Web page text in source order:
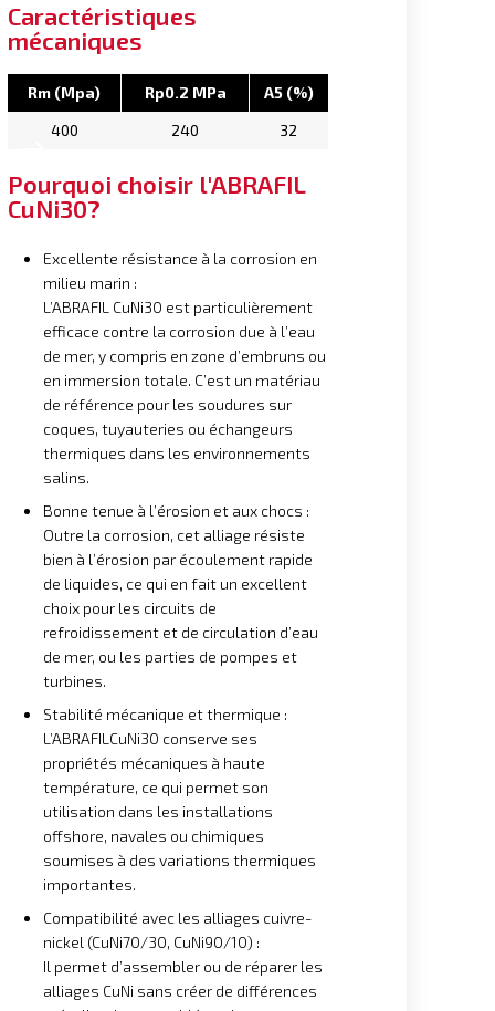
Caractéristiques
mécaniques
Rm (Mpa) Rp0.2 MPa
A5 (%)
400
240 32
Pourquoi choisir l'ABRAFIL
CuNi30?
Excellente résistance à la corrosion en
milieu marin :
L’ABRAFIL CuNi30 est particulièrement
efficace contre la corrosion due à l’eau
de mer, y compris en zone d’embruns ou
en immersion totale. C’est un matériau
de référence pour les soudures sur
coques, tuyauteries ou échangeurs
thermiques dans les environnements
salins.
Bonne tenue à l’érosion et aux chocs :
Outre la corrosion, cet alliage résiste
bien à l’érosion par écoulement rapide
de liquides, ce qui en fait un excellent
choix pour les circuits de
refroidissement et de circulation d’eau
de mer, ou les parties de pompes et
turbines.
Stabilité mécanique et thermique :
L’ABRAFILCuNi30 conserve ses
propriétés mécaniques à haute
température, ce qui permet son
utilisation dans les installations
offshore, navales ou chimiques
soumises à des variations thermiques
importantes.
Compatibilité avec les alliages cuivre-
nickel (CuNi70/30, CuNi90/10) :
Il permet d’assembler ou de réparer les
alliages CuNi sans créer de différences